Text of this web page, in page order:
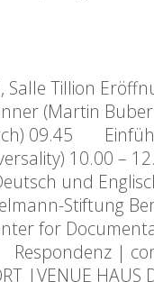
Salle Tillion
Buber
09.45
10.00 –
und
Stiftung
for
|
HAUS